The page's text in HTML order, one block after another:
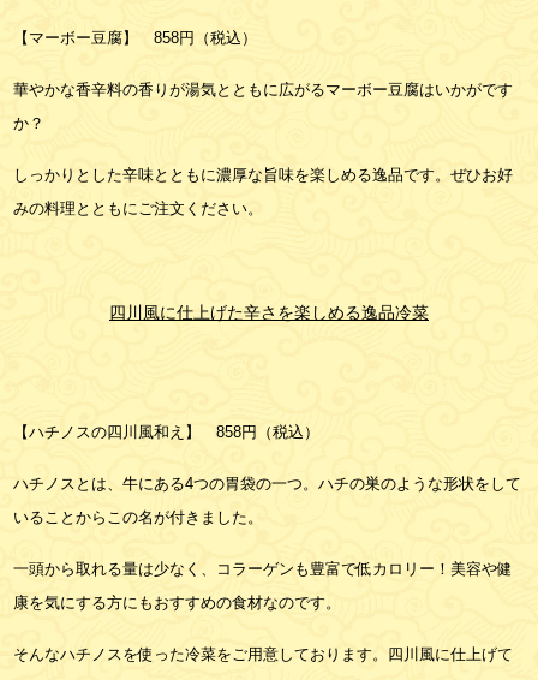
【マーボー豆腐】 858円（税込）
華やかな香辛料の香りが湯気とともに広がるマーボー豆腐はいかがです
か？
しっかりとした辛味とともに濃厚な旨味を楽しめる逸品です。ぜひお好
みの料理とともにご注文ください。
四川風に仕上げた辛さを楽しめる逸品冷菜
【ハチノスの四川風和え】 858円（税込）
ハチノスとは、牛にある4つの胃袋の一つ。ハチの巣のような形状をして
いることからこの名が付きました。
一頭から取れる量は少なく、コラーゲンも豊富で低カロリー！美容や健
康を気にする方にもおすすめの食材なのです。
そんなハチノスを使った冷菜をご用意しております。四川風に仕上げて